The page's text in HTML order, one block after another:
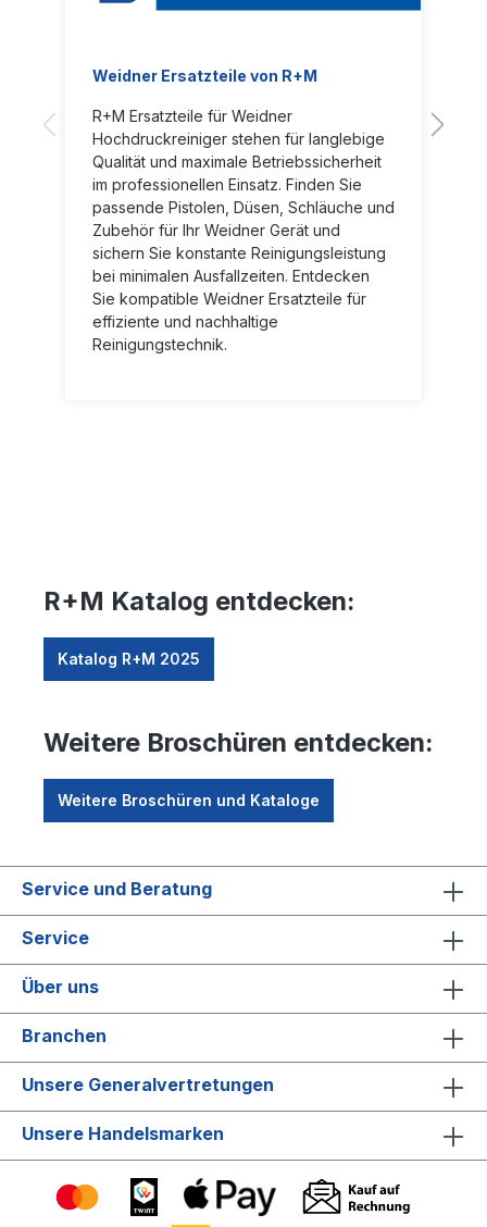
Weidner Ersatzteile von R+M
R+M Ersatzteile für Weidner
Hochdruckreiniger stehen für langlebige
Qualität und maximale Betriebssicherheit
im professionellen Einsatz. Finden Sie
passende Pistolen, Düsen, Schläuche und
Zubehör für Ihr Weidner Gerät und
sichern Sie konstante Reinigungsleistung
bei minimalen Ausfallzeiten. Entdecken
Sie kompatible Weidner Ersatzteile für
effiziente und nachhaltige
Reinigungstechnik.
R+M Katalog entdecken:
Katalog R+M 2025
Weitere Broschüren entdecken:
Weitere Broschüren und Kataloge
Service und Beratung
Service
Über uns
Branchen
Unsere Generalvertretungen
Unsere Handelsmarken